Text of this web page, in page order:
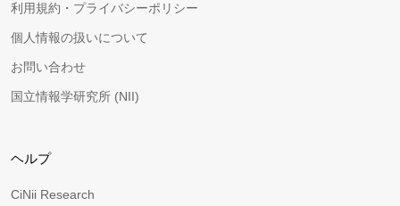
利用規約・プライバシーポリシー
個人情報の扱いについて
お問い合わせ
国立情報学研究所 (NII)
ヘルプ
CiNii Research